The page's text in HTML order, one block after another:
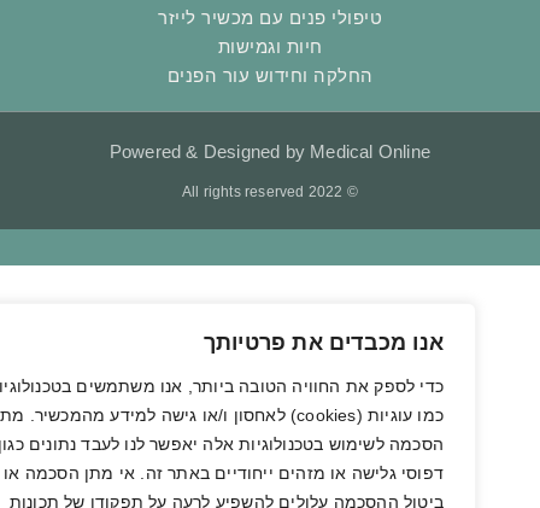
אנו מכבדים את פרטיותך
כדי לספק את החוויה הטובה ביותר, אנו משתמשים בטכנולוגיות
כמו עוגיות (cookies) לאחסון ו/או גישה למידע מהמכשיר. מתן
הסכמה לשימוש בטכנולוגיות אלה יאפשר לנו לעבד נתונים כגון
דפוסי גלישה או מזהים ייחודיים באתר זה. אי מתן הסכמה או
ביטול ההסכמה עלולים להשפיע לרעה על תפקודן של תכונות
טיפולי פנים עם מכשיר לייזר
חיות וגמישות
החלקה וחידוש עור הפנים
Powered & Designed by Medical Online